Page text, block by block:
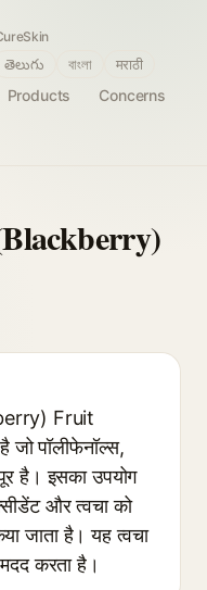
Products
Concerns
తెలుగు বাংলা मराठी
Fruit
जो पॉलीफेनॉल्स,
है। इसका उपयोग
और त्वचा को
जाता है। यह त्वचा
करता है।